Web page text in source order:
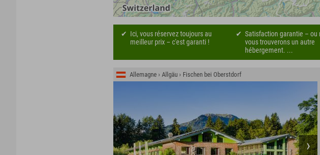
Ici, vous réservez toujours au
meilleur prix – c'est garanti !
Satisfaction garantie – ou
vous trouverons un autre
hébergement. ...
Allemagne › Allgäu › Fischen bei Oberstdorf